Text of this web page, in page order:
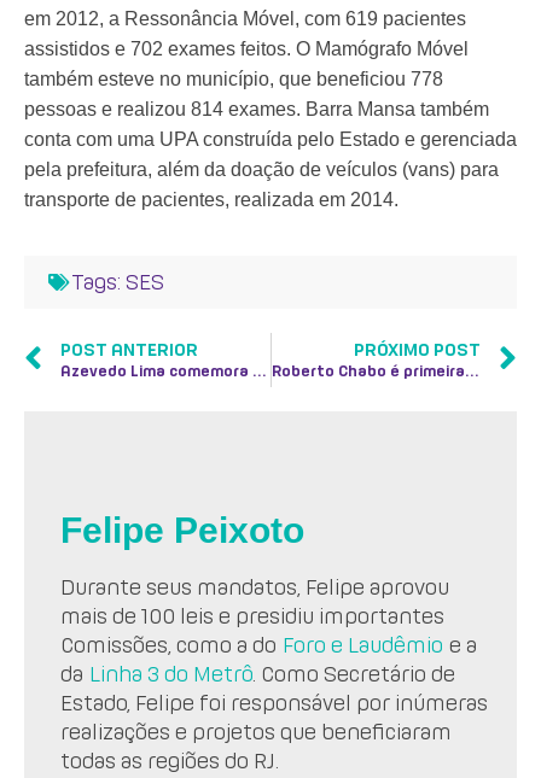
em 2012, a Ressonância Móvel, com 619 pacientes
assistidos e 702 exames feitos. O Mamógrafo Móvel
também esteve no município, que beneficiou 778
pessoas e realizou 814 exames. Barra Mansa também
conta com uma UPA construída pelo Estado e gerenciada
pela prefeitura, além da doação de veículos (vans) para
transporte de pacientes, realizada em 2014.
Tags: SES
POST ANTERIOR
Azevedo Lima comemora dois anos do Mamãe Nota 10 com quase 5 mil atendimentos
PRÓXIMO POST
Roberto Chabo é primeira unidade do Rio de Janeiro a implementar o Hospital Amigo do Idoso
Felipe Peixoto
Durante seus mandatos, Felipe aprovou
mais de 100 leis e presidiu importantes
Comissões, como a do Foro e Laudêmio e a
da Linha 3 do Metrô . Como Secretário de
Estado, Felipe foi responsável por inúmeras
realizações e projetos que beneficiaram
todas as regiões do RJ.